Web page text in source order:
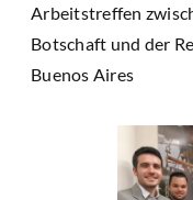
Arbeitstreffen
Botschaft und der
Buenos Aires